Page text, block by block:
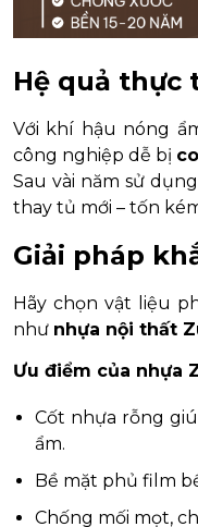
Hệ quả thực
Với khí hậu nóng
công nghiệp dễ bị
Sau vài năm sử
thay tủ mới – tốn
Giải pháp
Hãy chọn vật liệu
như nhựa nội thất
Ưu điểm của nhựa
Cốt nhựa rỗng
ẩm.
Bề mặt phủ film
Chống mối mọt,